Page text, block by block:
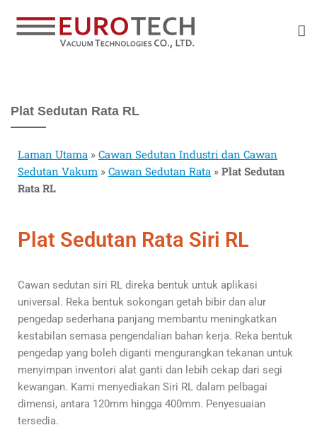
Plat Sedutan Rata RL
Laman Utama » Cawan Sedutan Industri dan Cawan
Sedutan Vakum » Cawan Sedutan Rata » Plat Sedutan
Rata RL
Plat Sedutan Rata Siri RL
Cawan sedutan siri RL direka bentuk untuk aplikasi
universal. Reka bentuk sokongan getah bibir dan alur
pengedap sederhana panjang membantu meningkatkan
kestabilan semasa pengendalian bahan kerja. Reka bentuk
pengedap yang boleh diganti mengurangkan tekanan untuk
menyimpan inventori alat ganti dan lebih cekap dari segi
kewangan. Kami menyediakan Siri RL dalam pelbagai
dimensi, antara 120mm hingga 400mm. Penyesuaian
tersedia.